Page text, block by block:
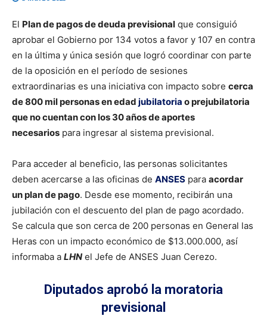
El Plan de pagos de deuda previsional que consiguió
aprobar el Gobierno por 134 votos a favor y 107 en contra
en la última y única sesión que logró coordinar con parte
de la oposición en el período de sesiones
extraordinarias es una iniciativa con impacto sobre cerca
de 800 mil personas en edad jubilatoria o prejubilatoria
que no cuentan con los 30 años de aportes
necesarios para ingresar al sistema previsional.
Para acceder al beneficio, las personas solicitantes
deben acercarse a las oficinas de ANSES para acordar
un plan de pago. Desde ese momento, recibirán una
jubilación con el descuento del plan de pago acordado.
Se calcula que son cerca de 200 personas en General las
Heras con un impacto económico de $13.000.000, así
informaba a LHN el Jefe de ANSES Juan Cerezo.
Diputados aprobó la moratoria
previsional